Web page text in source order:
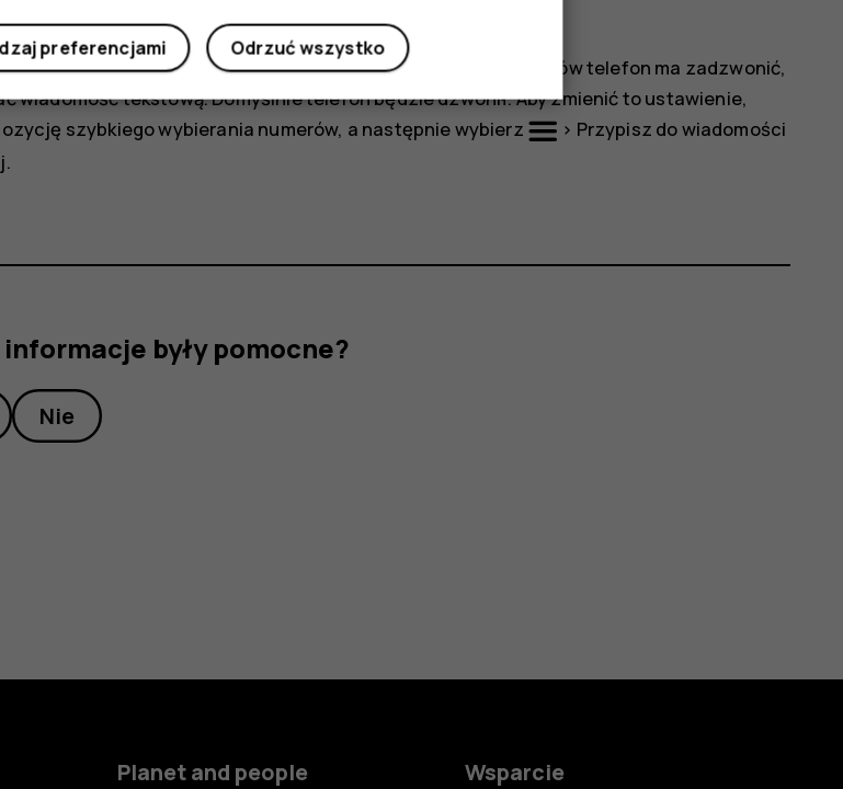
kontakt.
czy po naciśnięciu klawisza szybkiego wybierania numerów telefon ma zadzwonić,
wiadomość tekstową. Domyślnie telefon będzie dzwonił. Aby zmienić to ustawienie,
szybkiego wybierania numerów, a następnie wybierz
> Przypisz do wiadomości
.
były pomocne?
Nie
Planet and people
Wsparcie
Odrzuć wszystko
preferencjami